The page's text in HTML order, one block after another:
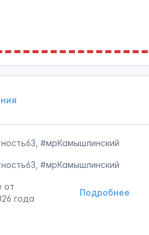
#мрКамышлинский
#мрКамышлинский
Подробнее
от
года